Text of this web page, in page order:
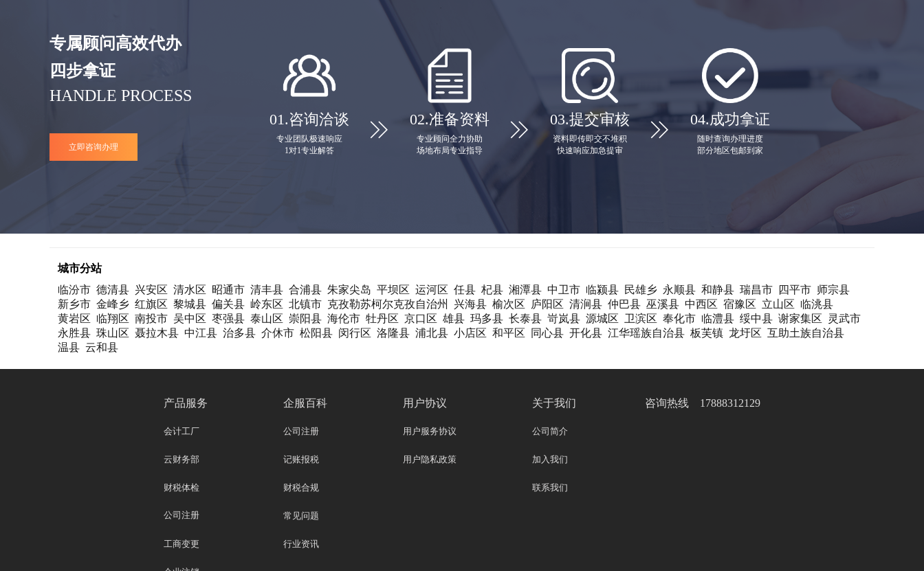
专属顾问高效代办
四步拿证
HANDLE PROCESS
立即咨询办理
01.咨询洽谈
专业团队极速响应
1对1专业解答
 02.准备资料
专业顾问全力协助
场地布局专业指导
 03.提交审核
资料即传即交不堆积
快速响应加急提审
 04.成功拿证
随时查询办理进度
部分地区包邮到家
城市分站
临汾市 德清县 兴安区 清水区 昭通市 清丰县 合浦县 朱家尖岛 平坝区 运河区 任县 杞县 湘潭县 中卫市 临颍县 民雄乡 永顺县 和静县 瑞昌市 四平市 师宗县
新乡市 金峰乡 红旗区 黎城县 偏关县 岭东区 北镇市 克孜勒苏柯尔克孜自治州 兴海县 榆次区 庐阳区 清涧县 仲巴县 巫溪县 中西区 宿豫区 立山区 临洮县
黄岩区 临翔区 南投市 吴中区 枣强县 泰山区 崇阳县 海伦市 牡丹区 京口区 雄县 玛多县 长泰县 岢岚县 源城区 卫滨区 奉化市 临澧县 绥中县 谢家集区
灵武市
永胜县 珠山区 聂拉木县 中江县 治多县 介休市 松阳县 闵行区 洛隆县 浦北县 小店区 和平区 同心县 开化县 江华瑶族自治县 板芙镇 龙圩区 互助土族自治县
温县 云和县
产品服务
会计工厂
云财务部
财税体检
公司注册
工商变更
企服百科
公司注册
记账报税
财税合规
常见问题
行业资讯
用户协议
用户服务协议
用户隐私政策
关于我们
公司简介
加入我们
联系我们
咨询热线 17888312129